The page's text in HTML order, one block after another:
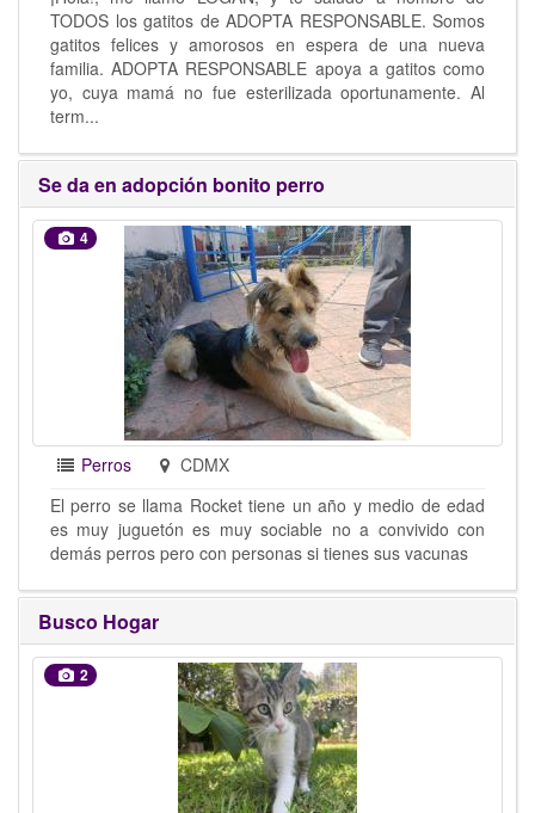
TODOS los gatitos de ADOPTA RESPONSABLE. Somos
gatitos felices y amorosos en espera de una nueva
familia. ADOPTA RESPONSABLE apoya a gatitos como
yo, cuya mamá no fue esterilizada oportunamente. Al
term...
Se da en adopción bonito perro
4
Perros
CDMX
El perro se llama Rocket tiene un año y medio de edad
es muy juguetón es muy sociable no a convivido con
demás perros pero con personas si tienes sus vacunas
Busco Hogar
2